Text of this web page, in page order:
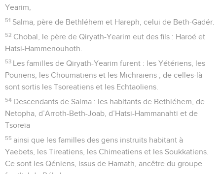
Yearim,
51 Salma, père de Bethléhem et Hareph, celui de Beth-Gadér.
52 Chobal, le père de Qiryath-Yearim eut des fils : Haroé et
Hatsi-Hammenouhoth.
53 Les familles de Qiryath-Yearim furent : les Yétériens, les
Pouriens, les Choumatiens et les Michraïens ; de celles-là
sont sortis les Tsoreatiens et les Echtaoliens.
54 Descendants de Salma : les habitants de Bethléhem, de
Netopha, d’Arroth-Beth-Joab, d’Hatsi-Hammanahti et de
Tsoreïa
55 ainsi que les familles des gens instruits habitant à
Yaebets, les Tireatiens, les Chimeatiens et les Soukkatiens.
Ce sont les Qéniens, issus de Hamath, ancêtre du groupe